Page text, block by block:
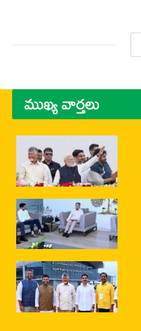
ముఖ్య వార్తలు